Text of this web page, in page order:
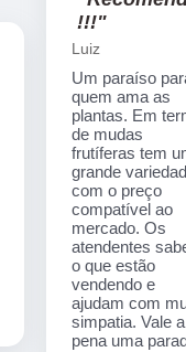
!!!"
Luiz
Um paraíso
quem ama as
plantas. Em
de mudas
frutíferas tem
grande
com o preço
compatível ao
mercado. Os
atendentes
o que estão
vendendo e
ajudam com
simpatia. Vale a
pena uma